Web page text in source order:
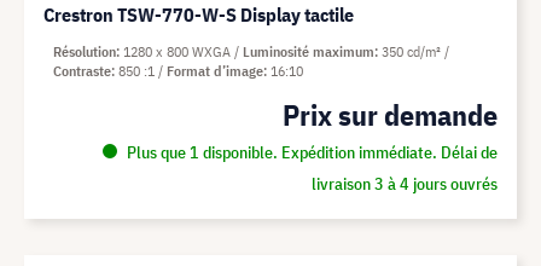
Crestron TSW-770-W-S Display tactile
Prix sur demande
Plus que 1 disponible. Expédition immédiate. Délai de
livraison 3 à 4 jours ouvrés
Résolution 1280 x 800 WXGA Luminosité maximum 350 cd/m²
Contraste 850 :1 Format d’image 16:10